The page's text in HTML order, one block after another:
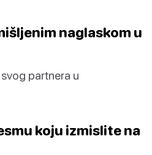
naglaskom u
partnera u
koju izmislite na